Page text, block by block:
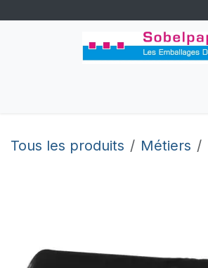
Tous les produits Métiers